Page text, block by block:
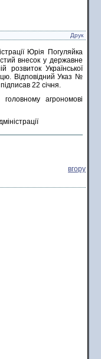
Друк
Юрія Погуляйка
внесок у державне
розвиток Української
Відповідний Указ №
22 січня.
агрономові
вгору